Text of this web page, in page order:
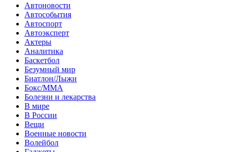
Автоновости
Автособытия
Автоспорт
Автоэксперт
Актеры
Аналитика
Баскетбол
Безумный мир
Биатлон/Лыжи
Бокс/MMA
Болезни и лекарства
В мире
В России
Вещи
Военные новости
Волейбол